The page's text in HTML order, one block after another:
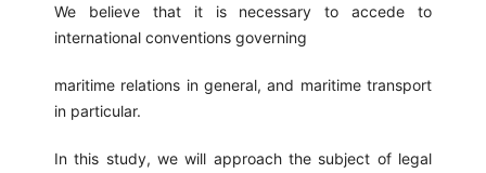
We believe that it is necessary to accede to
international conventions governing
maritime relations in general, and maritime transport
in particular.
In this study, we will approach the subject of legal